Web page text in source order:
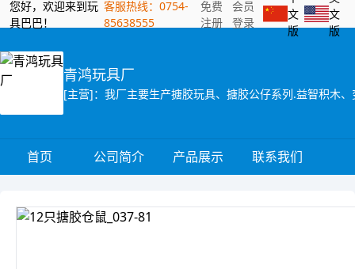
您好，欢迎来到玩
具巴巴！
客服热线：0754-
85638555
免费
注册
会员
登录
文
版
文
版
青鸿玩具厂
[主营]：我厂主要生产搪胶玩具、搪胶公仔系列.益智积木
首页 公司简介 产品展示 联系我们